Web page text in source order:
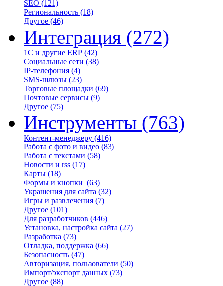
SEO (121)
Региональность (18)
Другое (46)
Интеграция (272)
1С и другие ERP (42)
Социальные сети (38)
IP-телефония (4)
SMS-шлюзы (23)
Торговые площадки (69)
Почтовые сервисы (9)
Другое (75)
Инструменты (763)
Контент-менеджеру (416)
Работа с фото и видео (83)
Работа с текстами (58)
Новости и rss (17)
Карты (18)
Формы и кнопки (63)
Украшения для сайта (32)
Игры и развлечения (7)
Другое (101)
Для разработчиков (446)
Установка, настройка сайта (27)
Разработка (73)
Отладка, поддержка (66)
Безопасность (47)
Авторизация, пользователи (50)
Импорт/экспорт данных (73)
Другое (88)